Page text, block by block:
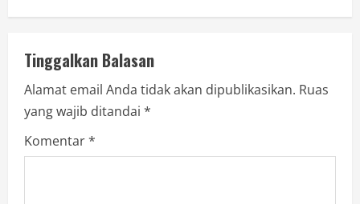
Tinggalkan Balasan
Alamat email Anda tidak akan dipublikasikan. Ruas
yang wajib ditandai *
Komentar*